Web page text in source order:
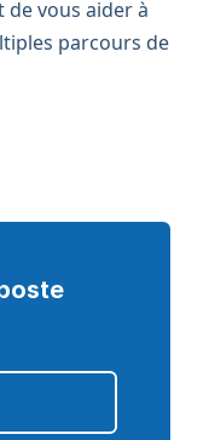
vous aider à
parcours de